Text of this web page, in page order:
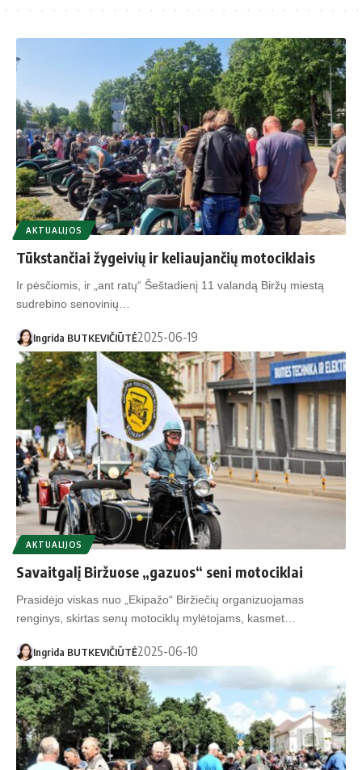
AKTUALIJOS
Tūkstančiai žygeivių ir keliaujančių motociklais
Ir pėsčiomis, ir „ant ratų“ Šeštadienį 11 valandą Biržų miestą
sudrebino senovinių…
Ingrida BUTKEVIČIŪTĖ2025-06-19
AKTUALIJOS
Savaitgalį Biržuose „gazuos“ seni motociklai
Prasidėjo viskas nuo „Ekipažo“ Biržiečių organizuojamas
renginys, skirtas senų motociklų mylėtojams, kasmet…
Ingrida BUTKEVIČIŪTĖ2025-06-10